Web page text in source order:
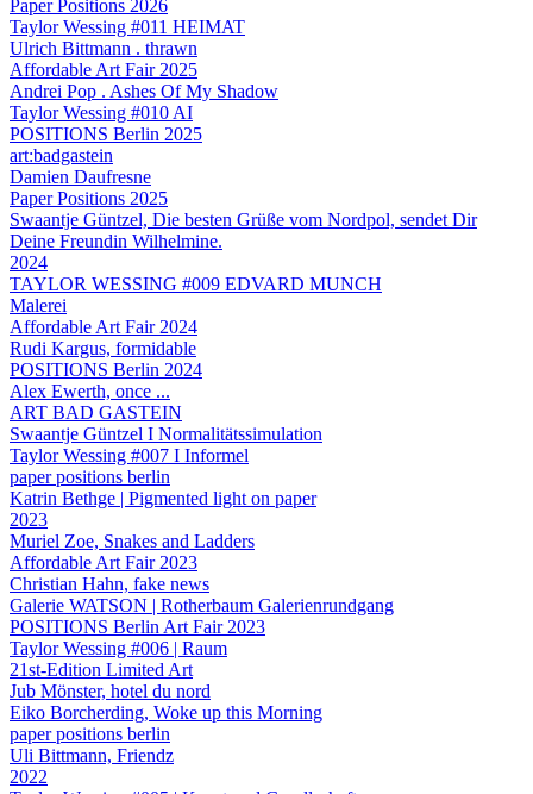
Paper Positions 2026
Taylor Wessing #011 HEIMAT
Ulrich Bittmann . thrawn
Affordable Art Fair 2025
Andrei Pop . Ashes Of My Shadow
Taylor Wessing #010 AI
POSITIONS Berlin 2025
art:badgastein
Damien Daufresne
Paper Positions 2025
Swaantje Güntzel, Die besten Grüße vom Nordpol, sendet Dir
Deine Freundin Wilhelmine.
2024
TAYLOR WESSING #009 EDVARD MUNCH
Malerei
Affordable Art Fair 2024
Rudi Kargus, formidable
POSITIONS Berlin 2024
Alex Ewerth, once ...
ART BAD GASTEIN
Swaantje Güntzel I Normalitätssimulation
Taylor Wessing #007 I Informel
paper positions berlin
Katrin Bethge | Pigmented light on paper
2023
Muriel Zoe, Snakes and Ladders
Affordable Art Fair 2023
Christian Hahn, fake news
Galerie WATSON | Rotherbaum Galerienrundgang
POSITIONS Berlin Art Fair 2023
Taylor Wessing #006 | Raum
21st-Edition Limited Art
Jub Mönster, hotel du nord
Eiko Borcherding, Woke up this Morning
paper positions berlin
Uli Bittmann, Friendz
2022